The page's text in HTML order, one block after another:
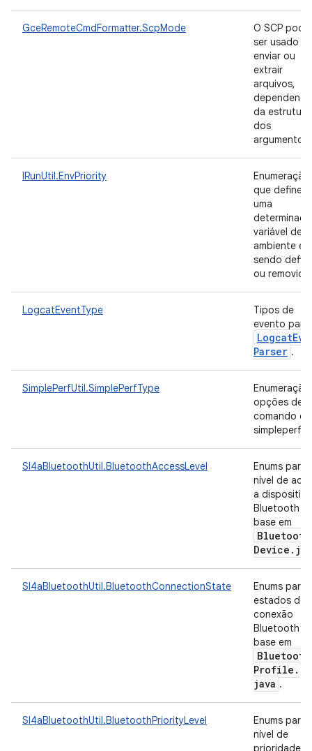
GceRemoteCmdFormatter.ScpMode
O SCP pode
ser usado
enviar ou
extrair
arquivos,
dependendo
da estrutura
dos
IRunUtil.EnvPriority
Enumeração
que define
uma
determinada
variável de
ambiente
sendo
ou
LogcatEventType
Tipos de
evento para
Logcat
Parser .
SimplePerfUtil.SimplePerfType
opções de
comando do
simpleperf
Sl4aBluetoothUtil.BluetoothAccessLevel
Enums para
nível de
a
Bluetooth
base em
Bluetooth
Device .
Sl4aBluetoothUtil.BluetoothConnectionState
Enums para
estados de
conexão
Bluetooth
base em
Bluetooth
Profile .
java .
Sl4aBluetoothUtil.BluetoothPriorityLevel
Enums para
nível de
prioridade